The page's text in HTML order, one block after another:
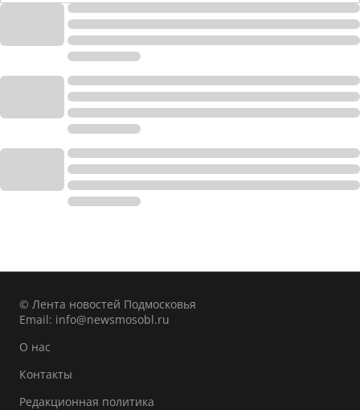
© Лента новостей Подмосковья
Email: info@newsmosobl.ru
О нас
Контакты
Редакционная политика